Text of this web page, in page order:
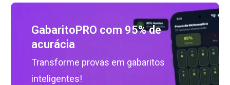
GabaritoPRO com 95% de
acurácia
Transforme provas em gabaritos
inteligentes!